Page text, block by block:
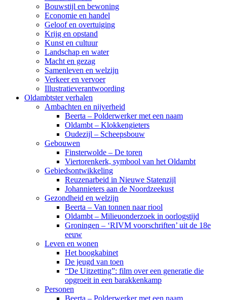
Bouwstijl en bewoning
Economie en handel
Geloof en overtuiging
Krijg en opstand
Kunst en cultuur
Landschap en water
Macht en gezag
Samenleven en welzijn
Verkeer en vervoer
Illustratieverantwoording
Oldambtster verhalen
Ambachten en nijverheid
Beerta – Polderwerker met een naam
Oldambt – Klokkengieters
Oudezijl – Scheepsbouw
Gebouwen
Finsterwolde – De toren
Viertorenkerk, symbool van het Oldambt
Gebiedsontwikkeling
Reuzenarbeid in Nieuwe Statenzijl
Johannieters aan de Noordzeekust
Gezondheid en welzijn
Beerta – Van tonnen naar riool
Oldambt – Milieuonderzoek in oorlogstijd
Groningen – ‘RIVM voorschriften’ uit de 18e
eeuw
Leven en wonen
Het boogkabinet
De jeugd van toen
“De Uitzetting”: film over een generatie die
opgroeit in een barakkenkamp
Personen
Beerta – Polderwerker met een naam